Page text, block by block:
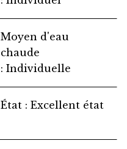
Moyen d'eau
chaude
Individuelle
État Excellent état